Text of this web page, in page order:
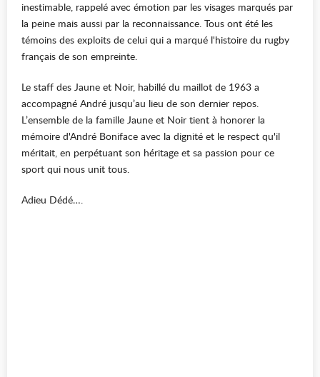
inestimable, rappelé avec émotion par les visages marqués par
la peine mais aussi par la reconnaissance. Tous ont été les
témoins des exploits de celui qui a marqué l'histoire du rugby
français de son empreinte.
Le staff des Jaune et Noir, habillé du maillot de 1963 a
accompagné André jusqu’au lieu de son dernier repos.
L’ensemble de la famille Jaune et Noir tient à honorer la
mémoire d'André Boniface avec la dignité et le respect qu'il
méritait, en perpétuant son héritage et sa passion pour ce
sport qui nous unit tous.
Adieu Dédé….